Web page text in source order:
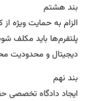
بند هشتم
الزام به حمایت ویژه
پلتفرم‌ها باید مکلف
دیجیتال و محدودیت
بند نهم
ایجاد دادگاه تخصصی